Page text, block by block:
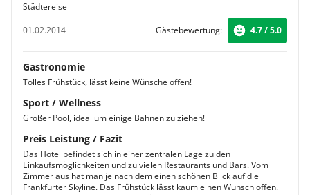
Städtereise
01.02.2014
Gästebewertung: 4.7 / 5.0
Gastronomie
Tolles Frühstück, lässt keine Wünsche offen!
Sport / Wellness
Großer Pool, ideal um einige Bahnen zu ziehen!
Preis Leistung / Fazit
Das Hotel befindet sich in einer zentralen Lage zu den
Einkaufsmöglichkeiten und zu vielen Restaurants und Bars. Vom
Zimmer aus hat man je nach dem einen schönen Blick auf die
Frankfurter Skyline. Das Frühstück lässt kaum einen Wunsch offen.